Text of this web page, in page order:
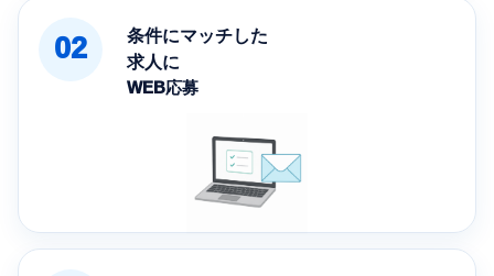
02
条件にマッチした
求人に
WEB応募